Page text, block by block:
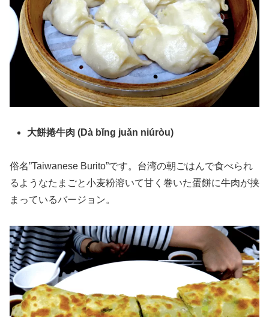
大餅捲牛肉 (Dà bǐng juǎn niúròu)
俗名”Taiwanese Burito”です。台湾の朝ごはんで食べられ
るようなたまごと小麦粉溶いて甘く巻いた蛋餅に牛肉が挟
まっているバージョン。